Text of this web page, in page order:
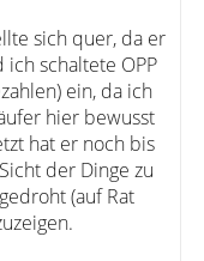
sich quer, da er
schaltete OPP
ein, da ich
hier bewusst
hat er noch bis
der Dinge zu
(auf Rat